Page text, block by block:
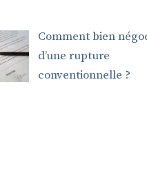
Comment bien
d’une rupture
conventionnelle ?